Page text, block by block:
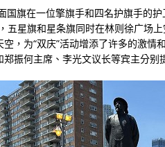
国旗在一位擎旗手和四名护旗手的
五星旗和星条旗同时在林则徐广场
，为“双庆”活动增添了许多的激
振何主席、李光文议长等宾主分别